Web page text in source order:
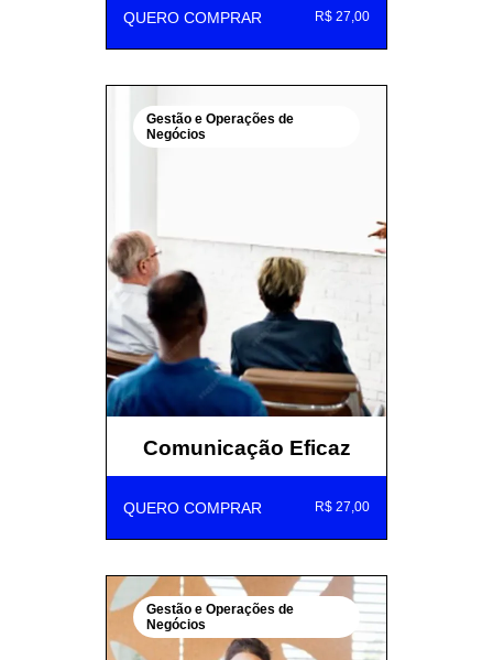
QUERO COMPRAR R$ 27,00
Gestão e Operações de
Negócios
Comunicação Eficaz
QUERO COMPRAR R$ 27,00
Gestão e Operações de
Negócios